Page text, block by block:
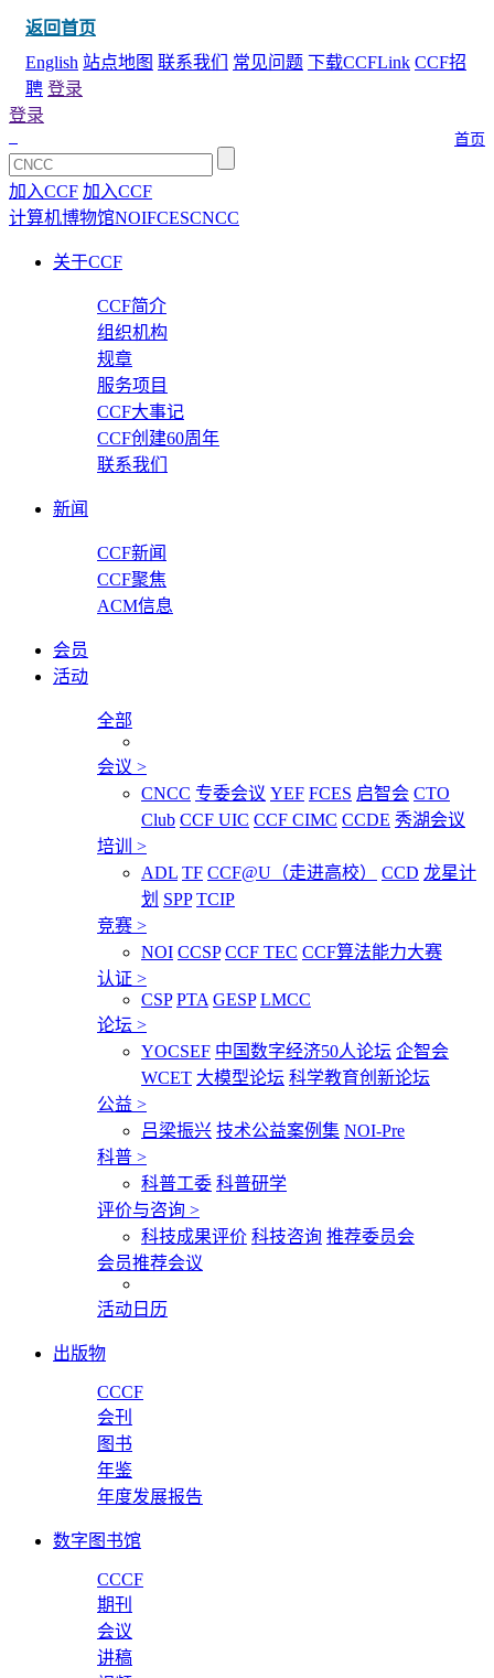
返回首页
English 站点地图 联系我们 常见问题 下载CCFLink CCF招
聘 登录
首页
登录
加入CCF 加入CCF
计算机博物馆NOIFCESCNCC
关于CCF
CCF简介
组织机构
规章
服务项目
CCF大事记
CCF创建60周年
联系我们
新闻
CCF新闻
CCF聚焦
ACM信息
会员
活动
全部
会议 >
CNCC 专委会议 YEF FCES 启智会 CTO
Club CCF UIC CCF CIMC CCDE 秀湖会议
培训 >
ADL TF CCF@U（走进高校） CCD 龙星计
划 SPP TCIP
竞赛 >
NOI CCSP CCF TEC CCF算法能力大赛
认证 >
CSP PTA GESP LMCC
论坛 >
YOCSEF 中国数字经济50人论坛 企智会
WCET 大模型论坛 科学教育创新论坛
公益 >
吕梁振兴 技术公益案例集 NOI-Pre
科普 >
科普工委 科普研学
评价与咨询 >
科技成果评价 科技咨询 推荐委员会
会员推荐会议
活动日历
出版物
CCCF
会刊
图书
年鉴
年度发展报告
数字图书馆
CCCF
期刊
会议
讲稿